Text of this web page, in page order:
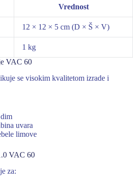
Vrednost
12 × 12 × 5 cm (D × Š × V)
1 kg
VAC 60
se visokim kvalitetom izrade i
uvara
limove
VAC 60
za: